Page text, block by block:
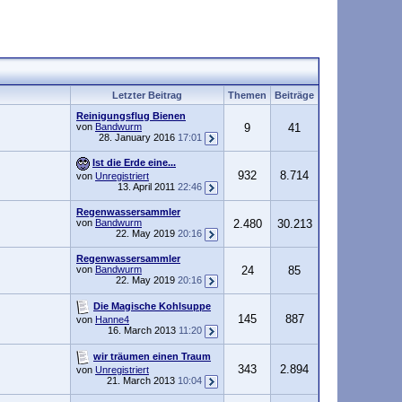
Letzter Beitrag Themen Beiträge
Reinigungsflug Bienen
von Bandwurm
28. January 2016 17:01
9 41
Ist die Erde eine...
von Unregistriert
13. April 2011 22:46
932 8.714
Regenwassersammler
von Bandwurm
22. May 2019 20:16
2.480 30.213
Regenwassersammler
von Bandwurm
22. May 2019 20:16
24 85
Die Magische Kohlsuppe
von Hanne4
16. March 2013 11:20
145 887
wir träumen einen Traum
von Unregistriert
21. March 2013 10:04
343 2.894